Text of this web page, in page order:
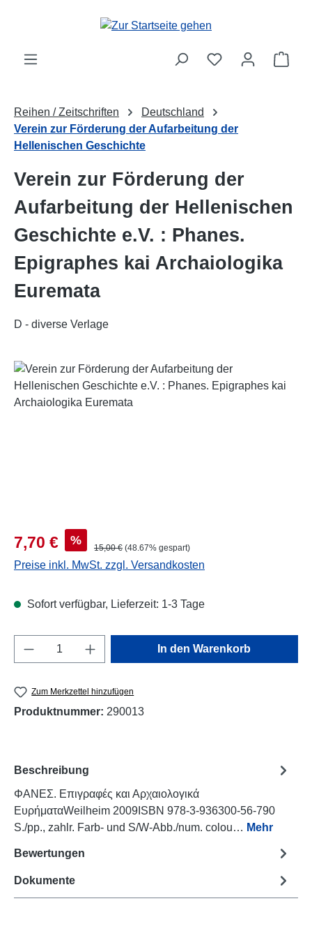
Zum Hauptinhalt springen
Reihen / Zeitschriften
Deutschland
Verein zur Förderung der Aufarbeitung der
Hellenischen Geschichte
Verein zur Förderung der
Aufarbeitung der Hellenischen
Geschichte e.V. : Phanes.
Epigraphes kai Archaiologika
Euremata
D - diverse Verlage
Bildergalerie überspringen
Verkaufspreis:
7,70 € % Regulärer Preis:
15,00 € (48.67% gespart)
Preise inkl. MwSt. zzgl. Versandkosten
Sofort verfügbar, Lieferzeit: 1-3 Tage
Produkt Anzahl: Gib den gewünschten
In den Warenkorb
Zum Merkzettel hinzufügen
Produktnummer: 290013
Beschreibung
ΦΑΝΕΣ. Επιγραφές και Αρχαιολογικά
ΕυρήματαWeilheim 2009ISBN 978-3-936300-56-790
S./pp., zahlr. Farb- und S/W-Abb./num. colou… Mehr
Bewertungen
Dokumente